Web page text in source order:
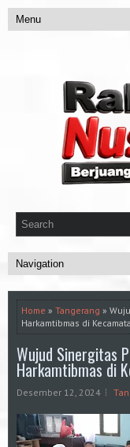
Home » Tangerang »
Harkamtibmas di
Wujud Sinergitas
Harkamtibmas di
Desember 12, 2024